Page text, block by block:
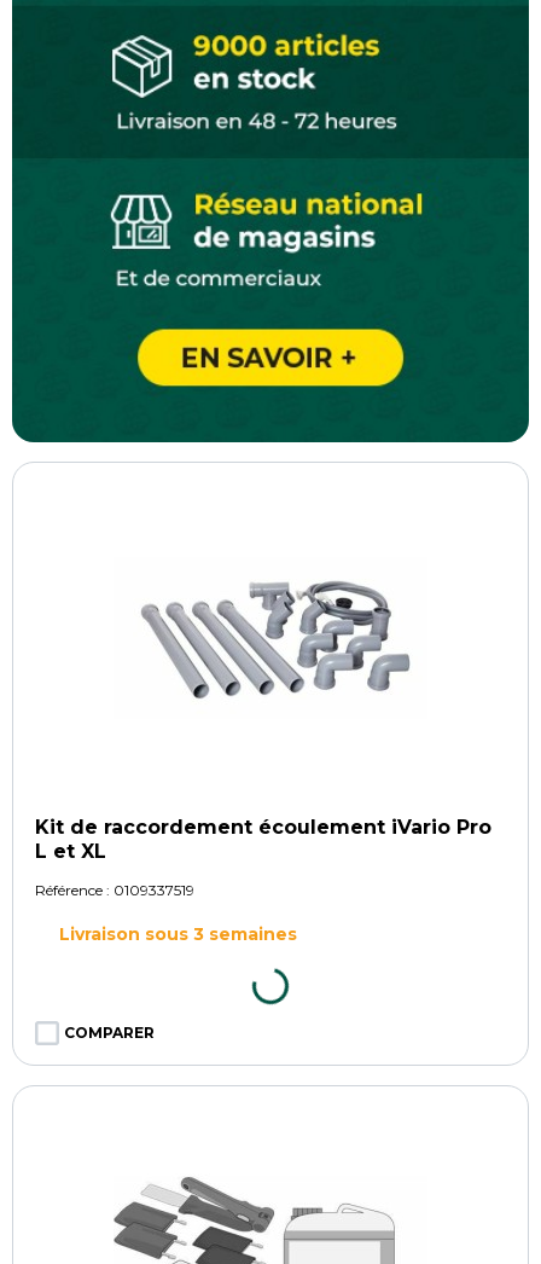
Kit de raccordement écoulement iVario Pro
L et XL
Référence : 0109337519
Livraison sous 3 semaines
COMPARER